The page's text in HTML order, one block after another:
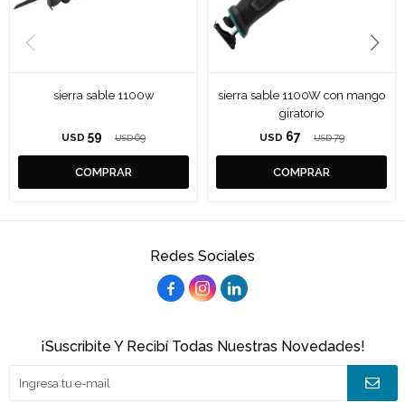
sierra sable 1100w
USD 59 USD 69
sierra sable 1100W con mango
giratorio
USD 67 USD 79
Redes Sociales
  
¡Suscribite Y Recibí Todas Nuestras Novedades!